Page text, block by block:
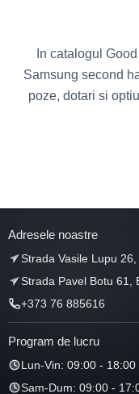
In catalogul
Samsung second
poze, dotari si
Adresele noastre
Strada Vasile Lupu 26,
Strada Pavel Botu 61,
+373 76 885616
Program de lucru
Lun-Vin: 09:00 - 18:00
Sam-Dum: 09:00 -